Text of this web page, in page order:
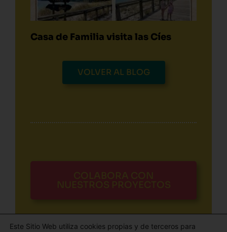
Casa de Familia visita las Cíes
VOLVER AL BLOG
COLABORA CON
NUESTROS PROYECTOS
Este Sitio Web utiliza cookies propias y de terceros para